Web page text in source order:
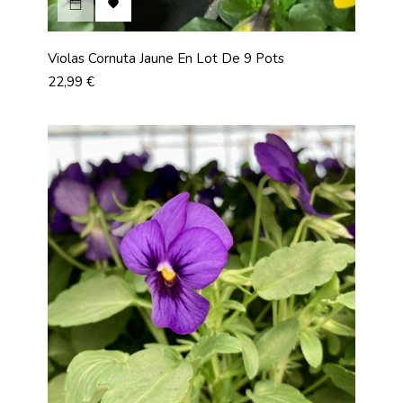

Violas Cornuta Jaune En Lot De 9 Pots
Prix
22,99 €